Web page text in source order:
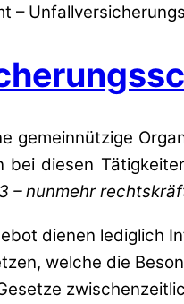
–
gemeinnützige
diesen
– nunmehr
dienen lediglich
welche die